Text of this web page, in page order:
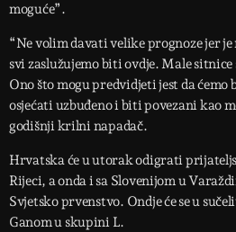
moguće”.
“Ne volim davati velike prognoze jer
svi zaslužujemo biti ovdje. Male
Ono što mogu predvidjeti jest da ćemo
osjećati uzbuđeno i biti povezani kao
godišnji krilni napadač.
Hrvatska će u utorak odigrati
Rijeci, a onda i sa Slovenijom u
Svjetsko prvenstvo. Ondje će se u
Ganom u skupini L.